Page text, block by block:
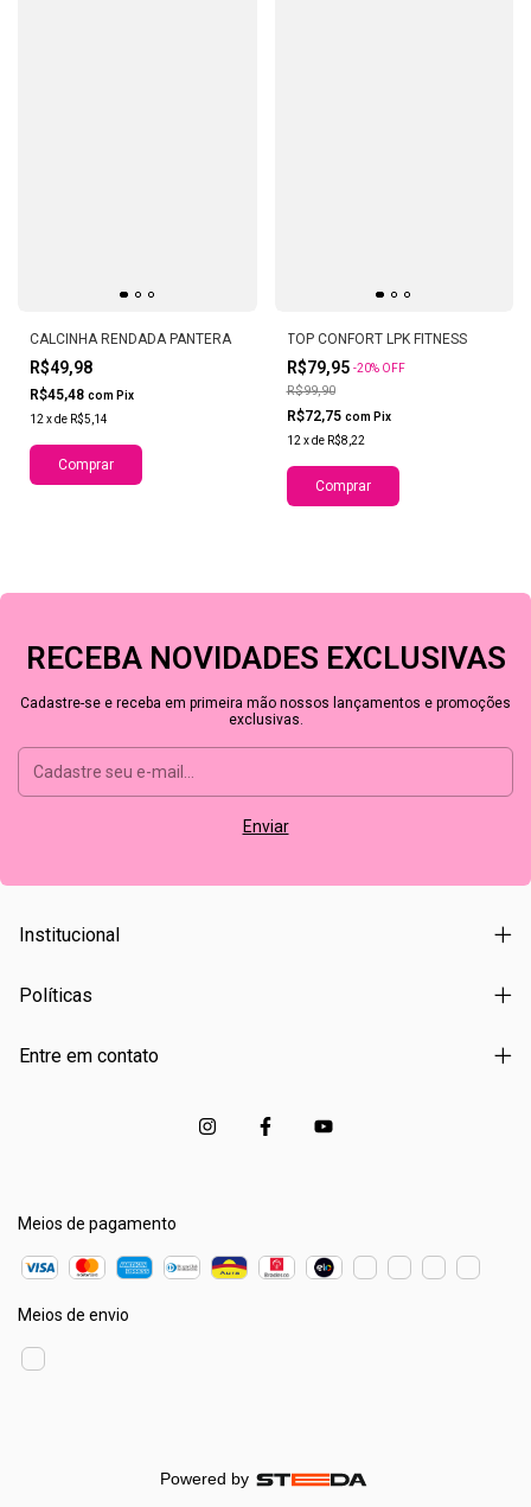
CALCINHA RENDADA PANTERA
R$49,98
R$45,48 com Pix
12 xde R$5,14
Comprar
TOP CONFORT LPK FITNESS
R$79,95 -20% OFF
R$99,90
R$72,75 com Pix
12 xde R$8,22
Comprar
RECEBA NOVIDADES EXCLUSIVAS
Cadastre-se e receba em primeira mão nossos lançamentos e promoções
exclusivas.
Institucional
Políticas
Entre em contato
Meios de pagamento
Meios de envio
Powered by